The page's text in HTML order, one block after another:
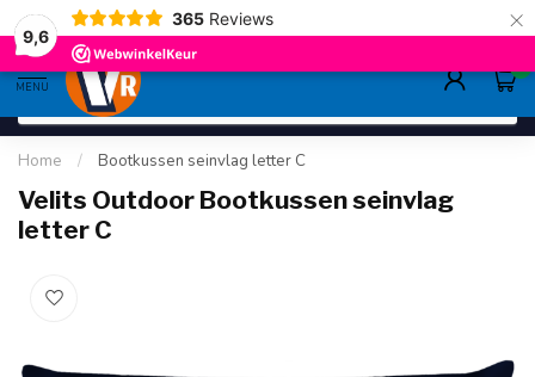
9,6
365 Reviews ×
deskundig adviessinds 1948 ruim
MENU
0
Home / Bootkussen seinvlag letter C
Velits Outdoor Bootkussen seinvlag
letter C